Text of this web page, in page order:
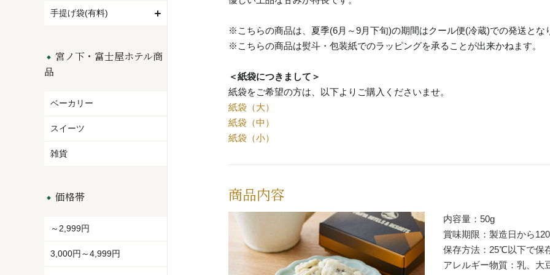
※こちらの商品は、夏季(6月～9月下旬)の期間はクール便(冷蔵)での発送とな
※こちらの商品は熨斗・包装紙でのラッピングを承ることが出来かねます。
＜紙袋につきまして＞
紙袋をご希望の方は、以下よりご購入くださいませ。
紙袋（大）
紙袋（中）
紙袋（小）
商品内容
内容量：50g
賞味期限：製造日から120
保存方法：25℃以下で保
アレルギー物質：乳、大
手提げ袋(有料)
宮ノ下・富士屋ホテル商
品
ベーカリー
スイーツ
雑貨
価格帯
～2,999円
3,000円～4,999円